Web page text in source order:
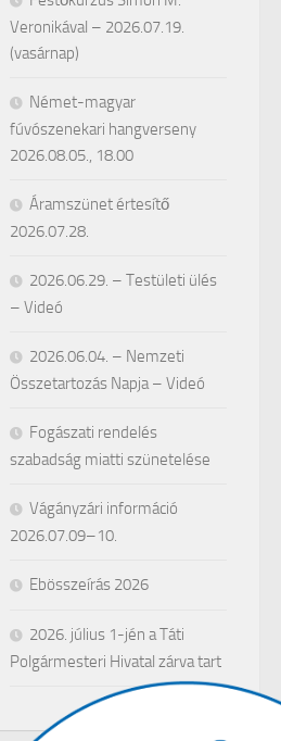
Veronikával – 2026.07.19.
(vasárnap)
Német-magyar
fúvószenekari hangverseny
2026.08.05., 18.00
Áramszünet értesítő
2026.07.28.
2026.06.29. – Testületi ülés
– Videó
2026.06.04. – Nemzeti
Összetartozás Napja – Videó
Fogászati rendelés
szabadság miatti szünetelése
Vágányzári információ
2026.07.09–10.
Ebösszeírás 2026
2026. július 1-jén a Táti
Polgármesteri Hivatal zárva tart